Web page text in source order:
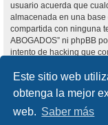
Este sitio web
obtenga la mejor
web. Saber más
usuario acuerda que
almacenada en una
compartida con ninguna
ABOGADOS” ni phpBB
intento de hacking que
Desarrollado por
®
Traducción al español por